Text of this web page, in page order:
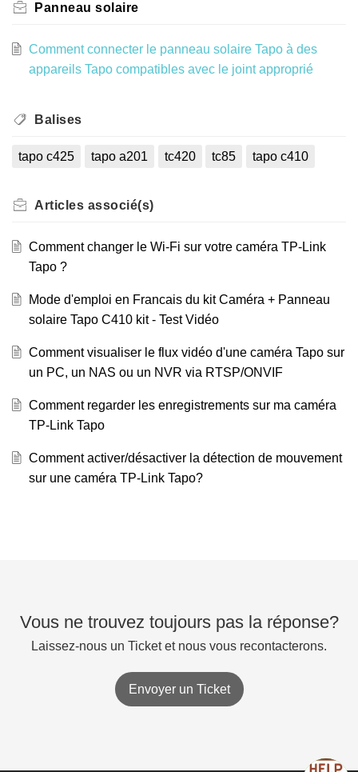
Panneau solaire
Comment connecter le panneau solaire Tapo à des
appareils Tapo compatibles avec le joint approprié
Balises
tapo c425 tapo a201 tc420 tc85 tapo c410
Articles associé(s)
Comment changer le Wi-Fi sur votre caméra TP-Link
Tapo ?
Mode d'emploi en Francais du kit Caméra + Panneau
solaire Tapo C410 kit - Test Vidéo
Comment visualiser le flux vidéo d'une caméra Tapo sur
un PC, un NAS ou un NVR via RTSP/ONVIF
Comment regarder les enregistrements sur ma caméra
TP-Link Tapo
Comment activer/désactiver la détection de mouvement
sur une caméra TP-Link Tapo?
Vous ne trouvez toujours pas la réponse?
Laissez-nous un Ticket et nous vous recontacterons.
Envoyer un Ticket